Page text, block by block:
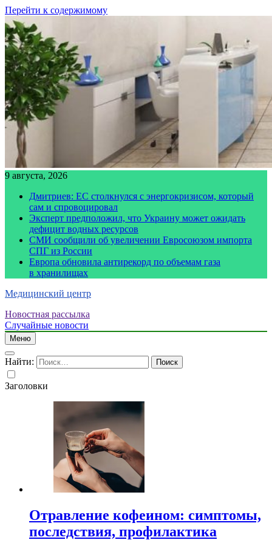
Перейти к содержимому
9 августа, 2026
Дмитриев: ЕС столкнулся с энергокризисом, который
сам и спровоцировал
Эксперт предположил, что Украину может ожидать
дефицит водных ресурсов
СМИ сообщили об увеличении Евросоюзом импорта
СПГ из России
Европа обновила антирекорд по объемам газа
в хранилищах
Медицинский центр
Новостная рассылка
Случайные новости
Меню
Найти:
Заголовки
Отравление кофеином: симптомы,
последствия, профилактика